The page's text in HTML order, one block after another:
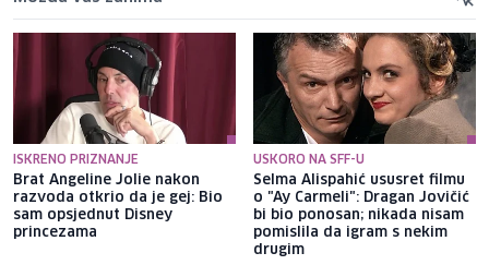
ISKRENO PRIZNANJE
Brat Angeline Jolie nakon
razvoda otkrio da je gej: Bio
sam opsjednut Disney
princezama
USKORO NA SFF-U
Selma Alispahić ususret filmu
o "Ay Carmeli": Dragan Jovičić
bi bio ponosan; nikada nisam
pomislila da igram s nekim
drugim